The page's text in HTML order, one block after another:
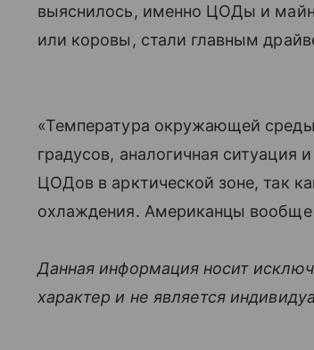
выяснилось, именно ЦОДы и
или коровы, стали главным
«Температура окружающей
градусов, аналогичная
ЦОДов в арктической зоне, так
охлаждения. Американцы вообще
Данная информация носит
характер и не является